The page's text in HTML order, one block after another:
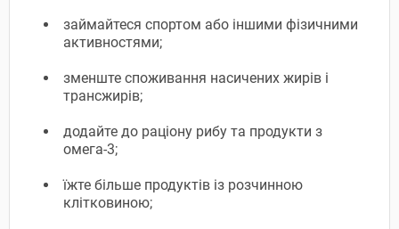
займайтеся спортом або іншими фізичними
активностями;
зменште споживання насичених жирів і
трансжирів;
додайте до раціону рибу та продукти з
омега-3;
їжте більше продуктів із розчинною
клітковиною;